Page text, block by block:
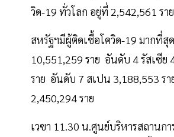
วิด-19 ทั่วโลก อยู่ที่ 2,542,561 รา
สหรัฐฯมีผู้ติดเชื้อโควิด-19 มากที่สุ
10,551,259 ราย อันดับ 4 รัสเซีย
ราย อันดับ 7 สเปน 3,188,553 ร
2,450,294 ราย
เวฃา 11.30 น.ศูนย์บริหารสถานก